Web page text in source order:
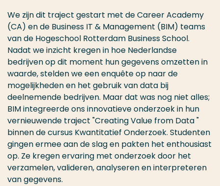
We zijn dit traject gestart met de Career Academy
(CA) en de Business IT & Management (BIM) teams
van de Hogeschool Rotterdam Business School.
Nadat we inzicht kregen in hoe Nederlandse
bedrijven op dit moment hun gegevens omzetten in
waarde, stelden we een enquête op naar de
mogelijkheden en het gebruik van data bij
deelnemende bedrijven. Maar dat was nog niet alles;
BIM integreerde ons innovatieve onderzoek in hun
vernieuwende traject "Creating Value from Data "
binnen de cursus Kwantitatief Onderzoek. Studenten
gingen ermee aan de slag en pakten het enthousiast
op. Ze kregen ervaring met onderzoek door het
verzamelen, valideren, analyseren en interpreteren
van gegevens.